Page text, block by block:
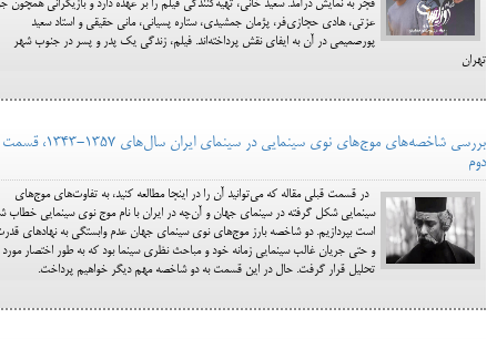
فجر به نمایش درآمد. سعید خانی، تهیه‌کنندگی فیلم را بر عهده دارد و بازیگرانی همچون
عزتی، هادی حجازی‌فر، پژمان جمشیدی، ستاره پسیانی، مانی حقیقی و استاد سعید
پورصمیمی در آن به ایفای نقش پرداخته‌اند. فیلم، زندگی یک پدر و پسر در جنوب شهر
تهران
بررسی شاخصه‌های موج‌های نوی سینمایی در سینمای ایران سال‌های 1357-1343، قسمت
دوم
در قسمت قبلی مقاله که می‌توانید آن را در اینجا مطالعه کنید، به تفاوت‌های موج‌های
سینمایی شکل گرفته در سینمای جهان و آن‌چه در ایران با نام موج نوی سینمایی خطاب
است بپردازیم. دو شاخصه بارز موج‌های نوی سینمای جهان عدم وابستگی به نهادهای
و حتی جریان غالب سینمایی زمانه خود و مباحث نظری سینما بود که به طور اختصار مورد
تحلیل قرار گرفت. حال در این قسمت به دو شاخصه مهم دیگر خواهیم پرداخت.